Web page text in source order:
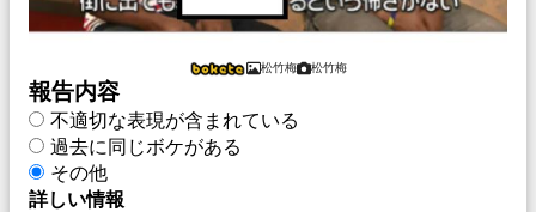
松竹梅 松竹梅
報告内容
不適切な表現が含まれている
過去に同じボケがある
その他
詳しい情報